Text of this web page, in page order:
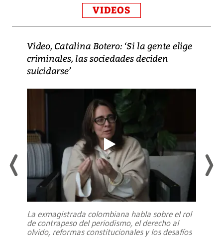
VIDEOS
Video, Catalina Botero: ‘Si la gente elige
criminales, las sociedades deciden
suicidarse’
La exmagistrada colombiana habla sobre el rol
de contrapeso del periodismo, el derecho al
olvido, reformas constitucionales y los desafíos